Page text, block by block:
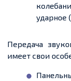
ударное
Передача
имеет свои